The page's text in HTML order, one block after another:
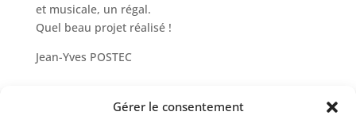
Gérer le consentement
et musicale, un régal.
Quel beau projet réalisé !
Jean-Yves POSTEC